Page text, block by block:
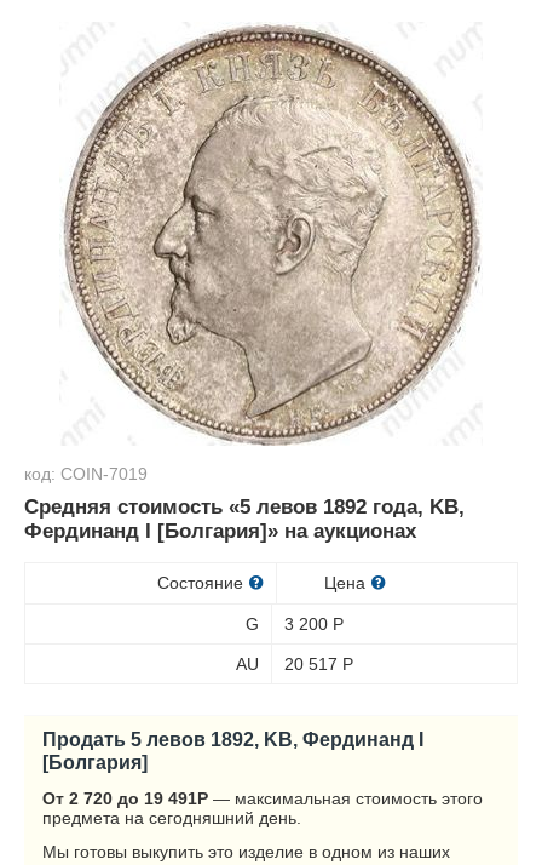
код: COIN-7019
Средняя стоимость «5 левов 1892 года, KB,
Фердинанд I [Болгария]» на аукционах
Состояние Цена
G 3 200 Р
AU 20 517 Р
Продать 5 левов 1892, KB, Фердинанд I
[Болгария]
От 2 720 до 19 491Р — максимальная стоимость этого
предмета на сегодняшний день.
Мы готовы выкупить это изделие в одном из наших